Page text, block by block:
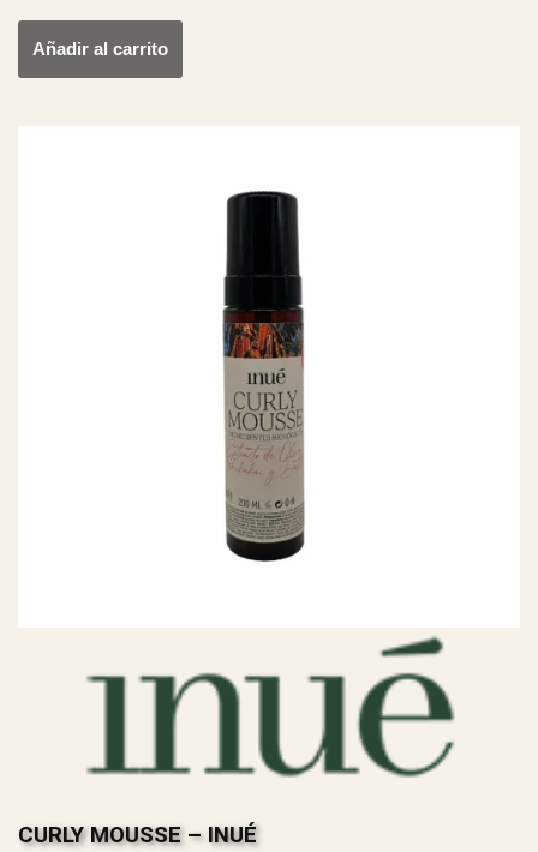
Añadir al carrito
CURLY MOUSSE – INUÉ